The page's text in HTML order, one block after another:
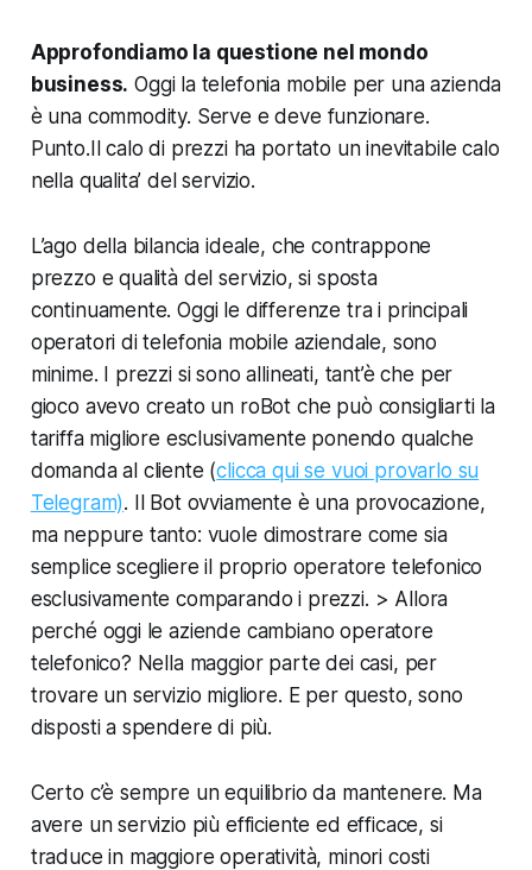
Approfondiamo la questione nel mondo
business. Oggi la telefonia mobile per una azienda
è una commodity. Serve e deve funzionare.
Punto.Il calo di prezzi ha portato un inevitabile calo
nella qualita’ del servizio.
L’ago della bilancia ideale, che contrappone
prezzo e qualità del servizio, si sposta
continuamente. Oggi le differenze tra i principali
operatori di telefonia mobile aziendale, sono
minime. I prezzi si sono allineati, tant’è che per
gioco avevo creato un roBot che può consigliarti la
tariffa migliore esclusivamente ponendo qualche
domanda al cliente (clicca qui se vuoi provarlo su
Telegram). Il Bot ovviamente è una provocazione,
ma neppure tanto: vuole dimostrare come sia
semplice scegliere il proprio operatore telefonico
esclusivamente comparando i prezzi. > Allora
perché oggi le aziende cambiano operatore
telefonico? Nella maggior parte dei casi, per
trovare un servizio migliore. E per questo, sono
disposti a spendere di più.
Certo c’è sempre un equilibrio da mantenere. Ma
avere un servizio più efficiente ed efficace, si
traduce in maggiore operatività, minori costi